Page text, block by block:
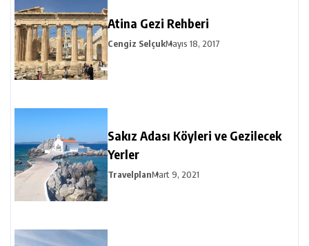
Atina Gezi Rehberi
Cengiz SelçukMayıs 18, 2017
Sakız Adası Köyleri ve Gezilecek
Yerler
TravelplanMart 9, 2021